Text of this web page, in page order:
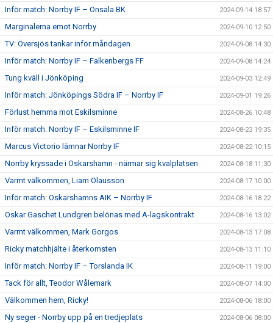
Inför match: Norrby IF – Onsala BK 2024-09-14 18:57
Marginalerna emot Norrby 2024-09-10 12:50
TV: Översjös tankar inför måndagen 2024-09-08 14:30
Inför match: Norrby IF – Falkenbergs FF 2024-09-08 14:24
Tung kväll i Jönköping 2024-09-03 12:49
Inför match: Jönköpings Södra IF – Norrby IF 2024-09-01 19:26
Förlust hemma mot Eskilsminne 2024-08-26 10:48
Inför match: Norrby IF – Eskilsminne IF 2024-08-23 19:35
Marcus Victorio lämnar Norrby IF 2024-08-22 10:15
Norrby kryssade i Oskarshamn - närmar sig kvalplatsen 2024-08-18 11:30
Varmt välkommen, Liam Olausson 2024-08-17 10:00
Inför match: Oskarshamns AIK – Norrby IF 2024-08-16 18:22
Oskar Gaschet Lundgren belönas med A-lagskontrakt 2024-08-16 13:02
Varmt välkommen, Mark Gorgos 2024-08-13 17:08
Ricky matchhjälte i återkomsten 2024-08-13 11:10
Inför match: Norrby IF – Torslanda IK 2024-08-11 19:00
Tack för allt, Teodor Wålemark 2024-08-07 14:00
Välkommen hem, Ricky! 2024-08-06 18:00
Ny seger - Norrby upp på en tredjeplats 2024-08-06 08:00